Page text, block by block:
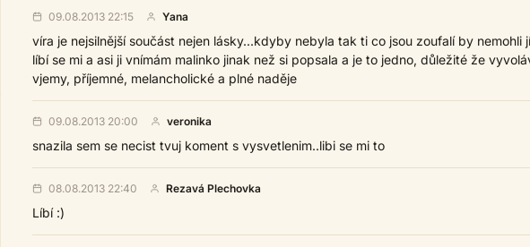
09.08.2013 22:15 Yana
víra je nejsilnější součást nejen lásky...kdyby nebyla tak ti co jsou zoufalí by nemohli
líbí se mi a asi ji vnímám malinko jinak než si popsala a je to jedno, důležité že
vjemy, příjemné, melancholické a plné naděje
09.08.2013 20:00 veronika
snazila sem se necist tvuj koment s vysvetlenim..libi se mi to
08.08.2013 22:40 Rezavá Plechovka
Líbí :)